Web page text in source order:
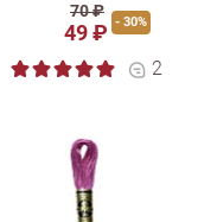
70 ₽
49 ₽ - 30%
2